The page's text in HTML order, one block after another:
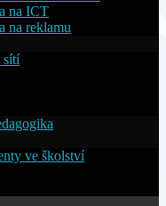
na ICT
na reklamu
sítí
ve školství